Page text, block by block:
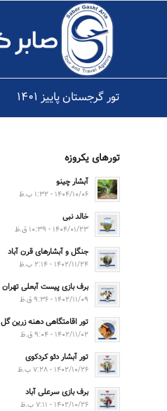
تور گرجستان پاییز ۱۴۰۱
تورهای یکروزه
آبشار چینو
۱۴۰۴/۱۰/۰۶ - ۱:۳۲ ب.ظ
خالد نبی
۱۴۰۴/۰۱/۲۳ - ۱۰:۳۹ ق.ظ
جنگل و آبشارهای قرن آباد
۱۴۰۲/۱۱/۲۴ - ۲:۱۴ ب.ظ
برف بازی پیست آبعلی تهران
۱۴۰۲/۱۱/۰۹ - ۹:۳۶ ق.ظ
تور اقامتگاهی دهنه زرین گل
۱۴۰۲/۱۱/۰۲ - ۹:۰۴ ق.ظ
تور آبشار دئو کردکوی
۱۴۰۲/۱۰/۲۶ - ۷:۲۸ ب.ظ
برف بازی سرعلی آباد
۱۴۰۲/۱۰/۲۶ - ۷:۱۱ ب.ظ